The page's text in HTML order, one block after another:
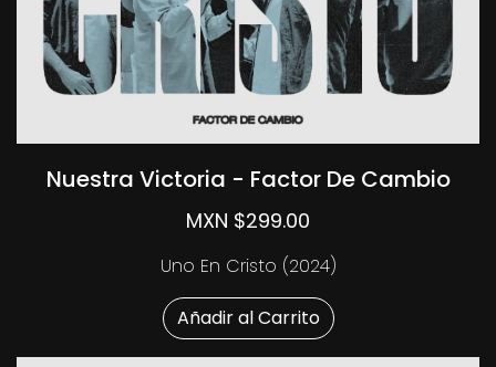
Nuestra Victoria - Factor De Cambio
MXN $299.00
Uno En Cristo (2024)
Añadir al Carrito